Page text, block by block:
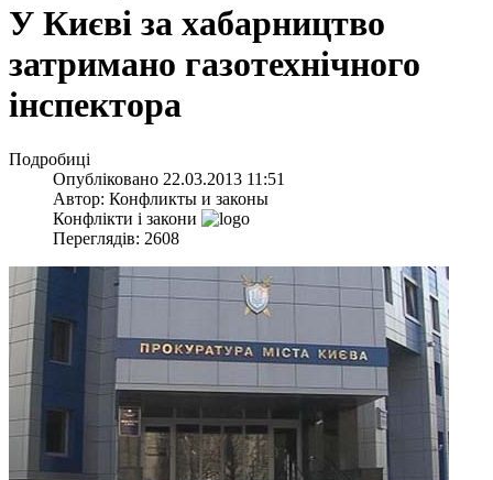
У Києві за хабарництво
затримано газотехнічного
інспектора
Подробиці
Опубліковано 22.03.2013 11:51
Автор: Конфликты и законы
Конфлікти і закони
Переглядів: 2608